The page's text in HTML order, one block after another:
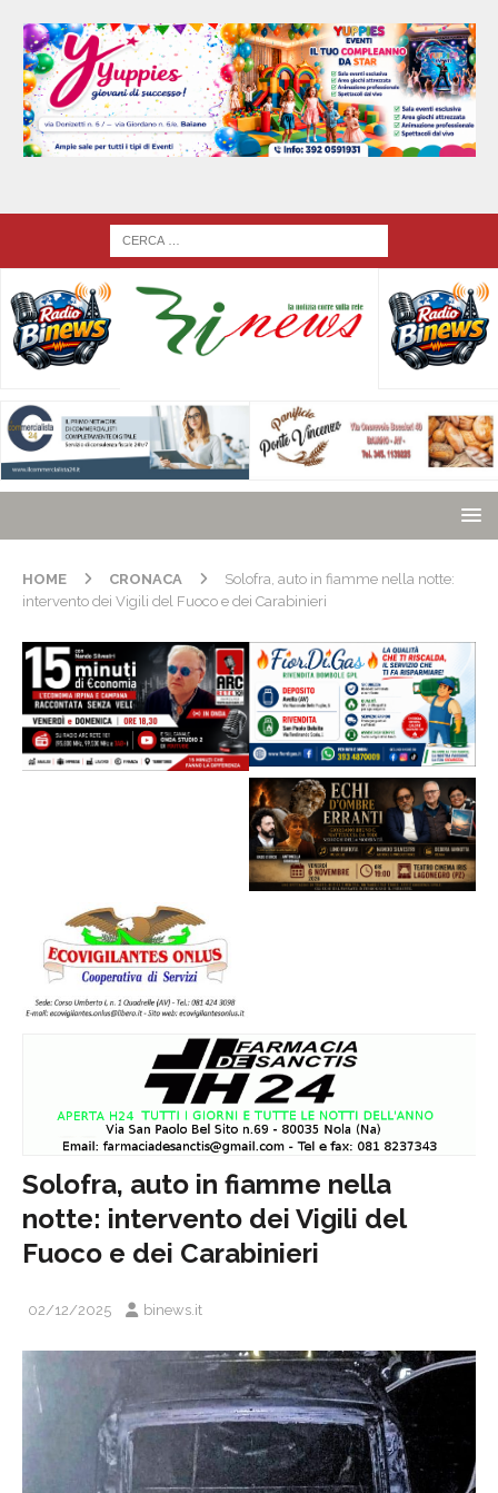
HOME CRONACA
Solofra, auto in fiamme nella notte:
intervento dei Vigili del Fuoco e dei Carabinieri
Solofra, auto in fiamme nella
notte: intervento dei Vigili del
Fuoco e dei Carabinieri
02/12/2025 binews.it